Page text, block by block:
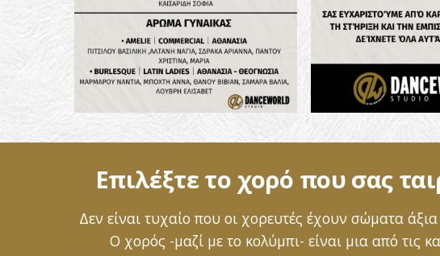
Eπιλέξτε το χορό που σας
Δεν είναι τυχαίο που οι χορευτές έχουν σώματα
O χορός -μαζί με το κολύμπι- είναι μια από τις